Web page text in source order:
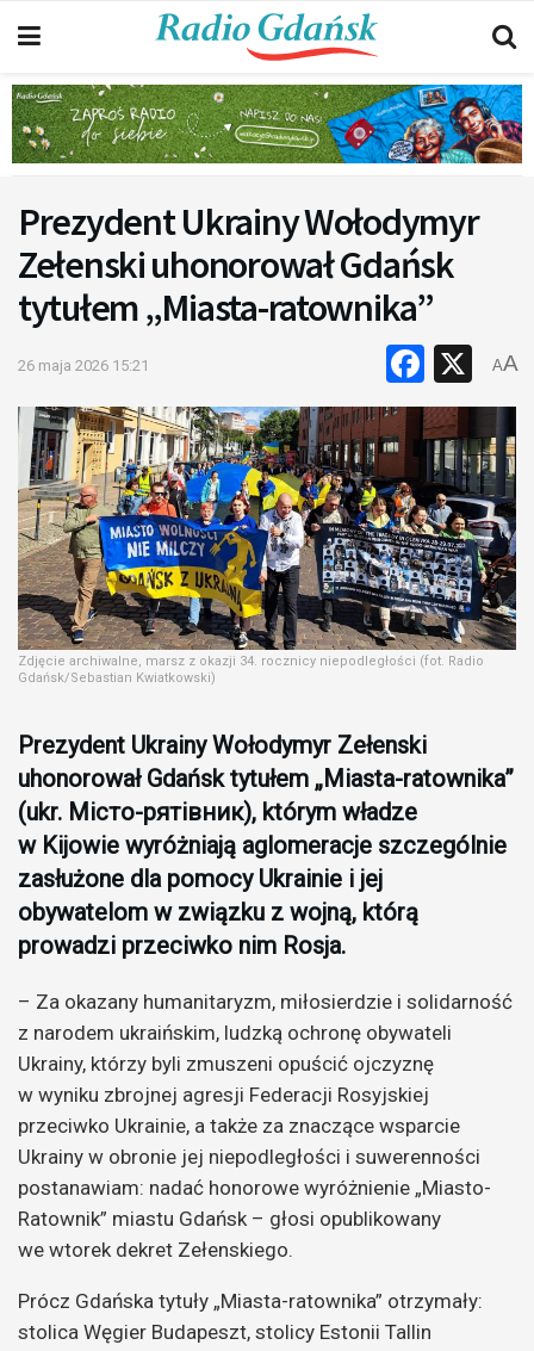
Prezydent Ukrainy Wołodymyr
Zełenski uhonorował Gdańsk
tytułem „Miasta-ratownika”
26 maja 2026 15:21 X
AA
Zdjęcie archiwalne, marsz z okazji 34. rocznicy niepodległości (fot. Radio
Gdańsk/Sebastian Kwiatkowski)
Prezydent Ukrainy Wołodymyr Zełenski
uhonorował Gdańsk tytułem „Miasta-ratownika”
(ukr. Місто-рятівник), którym władze
w Kijowie wyróżniają aglomeracje szczególnie
zasłużone dla pomocy Ukrainie i jej
obywatelom w związku z wojną, którą
prowadzi przeciwko nim Rosja.
– Za okazany humanitaryzm, miłosierdzie i solidarność
z narodem ukraińskim, ludzką ochronę obywateli
Ukrainy, którzy byli zmuszeni opuścić ojczyznę
w wyniku zbrojnej agresji Federacji Rosyjskiej
przeciwko Ukrainie, a także za znaczące wsparcie
Ukrainy w obronie jej niepodległości i suwerenności
postanawiam: nadać honorowe wyróżnienie „Miasto-
Ratownik” miastu Gdańsk – głosi opublikowany
we wtorek dekret Zełenskiego.
Prócz Gdańska tytuły „Miasta-ratownika” otrzymały:
stolica Węgier Budapeszt, stolicy Estonii Tallin